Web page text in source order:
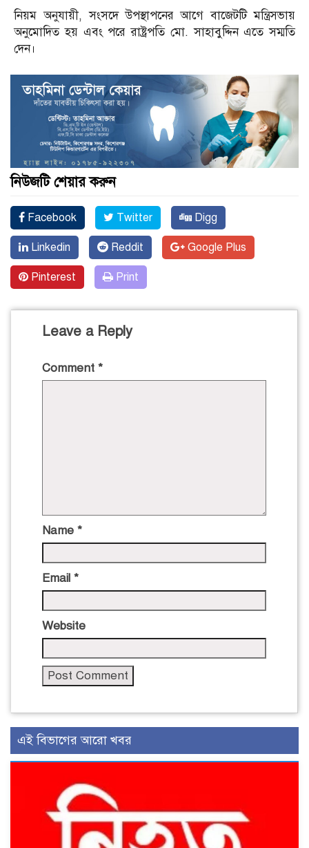
নিয়ম অনুযায়ী, সংসদে উপস্থাপনের আগে বাজেটটি মন্ত্রিসভায়
অনুমোদিত হয় এবং পরে রাষ্ট্রপতি মো. সাহাবুদ্দিন এতে সম্মতি
দেন।
নিউজটি শেয়ার করুন
Facebook Twitter Digg
Linkedin Reddit Google Plus
Pinterest Print
Leave a Reply
Comment *
Name *
Email *
Website
এই বিভাগের আরো খবর